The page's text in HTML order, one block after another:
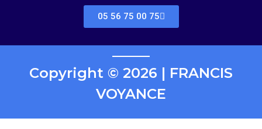
05 56 75 00 75
Copyright © 2026 | FRANCIS
VOYANCE